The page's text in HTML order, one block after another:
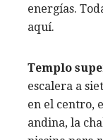
energías.
aquí.
Templo
escalera a
en el centro,
andina, la